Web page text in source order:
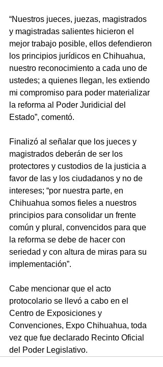
“Nuestros jueces, juezas, magistrados
y magistradas salientes hicieron el
mejor trabajo posible, ellos defendieron
los principios jurídicos en Chihuahua,
nuestro reconocimiento a cada uno de
ustedes; a quienes llegan, les extiendo
mi compromiso para poder materializar
la reforma al Poder Juridicial del
Estado”, comentó.
Finalizó al señalar que los jueces y
magistrados deberán de ser los
protectores y custodios de la justicia a
favor de las y los ciudadanos y no de
intereses; “por nuestra parte, en
Chihuahua somos fieles a nuestros
principios para consolidar un frente
común y plural, convencidos para que
la reforma se debe de hacer con
seriedad y con altura de miras para su
implementación”.
Cabe mencionar que el acto
protocolario se llevó a cabo en el
Centro de Exposiciones y
Convenciones, Expo Chihuahua, toda
vez que fue declarado Recinto Oficial
del Poder Legislativo.